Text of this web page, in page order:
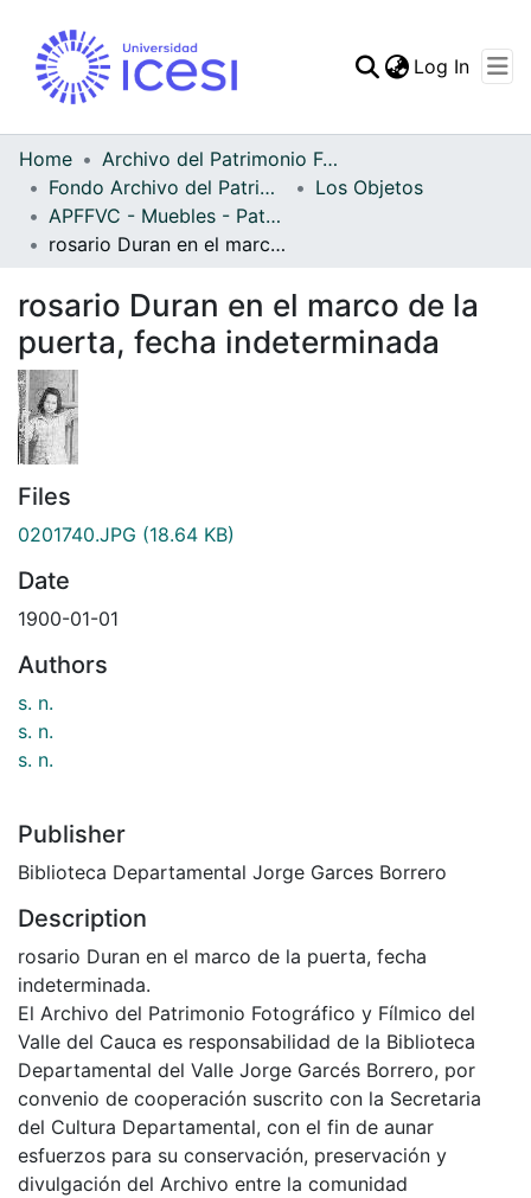
Statistics
Log In
Home
Archivo del Patrimonio Fotográfico y Fílmico del Valle del Cauca
Fondo Archivo del Patrimonio Fotográfico y Fílmico del Valle del Cauca
Los Objetos
APFFVC - Muebles - Patrimonial
rosario Duran en el marco de la puerta, fecha indeterminada
rosario Duran en el marco de la
puerta, fecha indeterminada
Files
0201740.JPG (18.64 KB)
Date
1900-01-01
Authors
s. n.
s. n.
s. n.
Publisher
Biblioteca Departamental Jorge Garces Borrero
Description
rosario Duran en el marco de la puerta, fecha
indeterminada.
El Archivo del Patrimonio Fotográfico y Fílmico del
Valle del Cauca es responsabilidad de la Biblioteca
Departamental del Valle Jorge Garcés Borrero, por
convenio de cooperación suscrito con la Secretaria
del Cultura Departamental, con el fin de aunar
esfuerzos para su conservación, preservación y
divulgación del Archivo entre la comunidad